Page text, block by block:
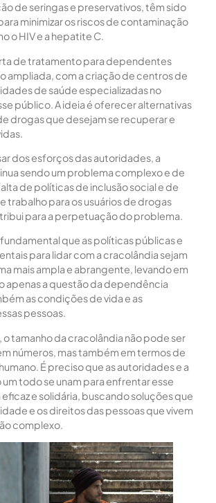
de seringas e preservativos, têm sido
minimizar os riscos de contaminação
o HIV e a hepatite C.
de tratamento para dependentes
ampliada, com a criação de centros de
de saúde especializadas no
público. A ideia é oferecer alternativas
drogas que desejam se recuperar e
dos esforços das autoridades, a
sendo um problema complexo e de
de políticas de inclusão social e de
trabalho para os usuários de drogas
para a perpetuação do problema.
que as políticas públicas e
para lidar com a cracolândia sejam
mais ampla e abrangente, levando em
apenas a questão da dependência
as condições de vida e as
pessoas.
o tamanho da cracolândia não pode ser
números, mas também em termos de
É preciso que as autoridades e a
todo se unam para enfrentar esse
e solidária, buscando soluções que
e os direitos das pessoas que vivem
complexo.